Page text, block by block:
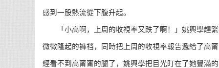
感到一股熱流從下腹升起。
「小高啊，上周的收視率又跌了啊！」姚興學趕緊
微微隆起的褲裆，同時把上周的收視率報告遞給了高
經看不到高甯甯的腿了，姚興學把目光盯在了她豐滿